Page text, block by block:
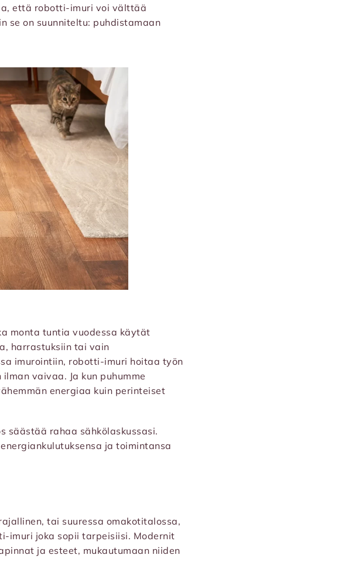
että robotti-imuri voi välttää
se on suunniteltu: puhdistamaan
monta tuntia vuodessa käytät
harrastuksiin tai vain
imurointiin, robotti-imuri hoitaa työn
vaivaa. Ja kun puhumme
energiaa kuin perinteiset
säästää rahaa sähkölaskussasi.
ja toimintansa
tai suuressa omakotitalossa,
imuri joka sopii tarpeisiisi. Modernit
ja esteet, mukautumaan niiden